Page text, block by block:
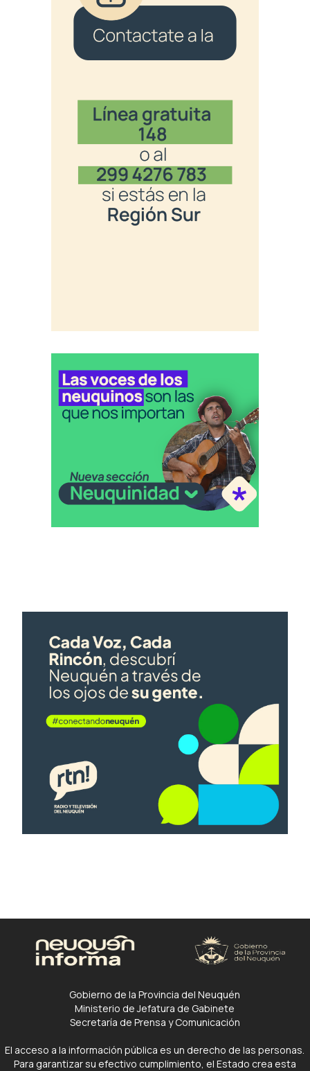
Gobierno de la Provincia del Neuquén
Ministerio de Jefatura de Gabinete
Secretaría de Prensa y Comunicación
El acceso a la información pública es un derecho de las personas.
Para garantizar su efectivo cumplimiento, el Estado crea esta